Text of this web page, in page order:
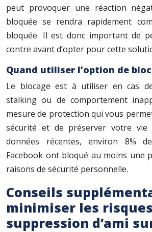
peut provoquer une réaction
bloquée se rendra rapidement
bloquée. Il est donc important de
contre avant d’opter pour cette
Quand utiliser l’option de
Le blocage est à utiliser en cas
stalking ou de comportement
mesure de protection qui vous
sécurité et de préserver votre vie
données récentes, environ 8%
Facebook ont bloqué au moins une
raisons de sécurité personnelle.
Conseils
minimiser les
suppression d’ami